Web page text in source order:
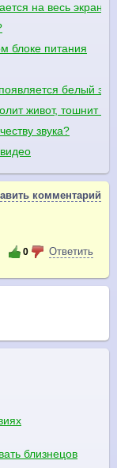
на весь экран,
блоке питания
белый
живот, тошнит и
звука?
комментарий
0 Ответить
близнецов